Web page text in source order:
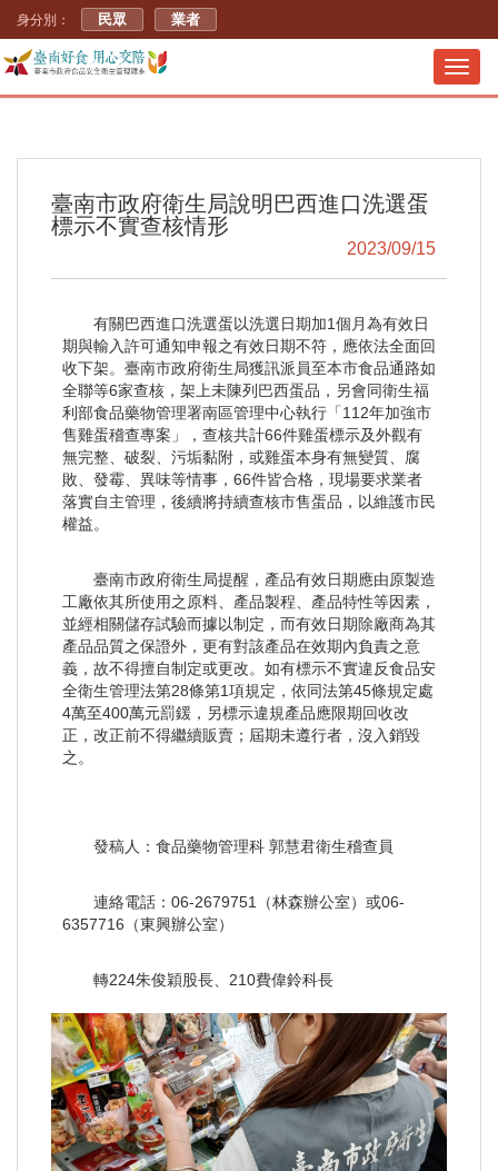
身分別： 民眾 業者
臺南市政府衛生局說明巴西進口洗選蛋
標示不實查核情形
2023/09/15
有關巴西進口洗選蛋以洗選日期加1個月為有效日
期與輸入許可通知申報之有效日期不符，應依法全面回
收下架。臺南市政府衛生局獲訊派員至本市食品通路如
全聯等6家查核，架上未陳列巴西蛋品，另會同衛生福
利部食品藥物管理署南區管理中心執行「112年加強市
售雞蛋稽查專案」，查核共計66件雞蛋標示及外觀有
無完整、破裂、污垢黏附，或雞蛋本身有無變質、腐
敗、發霉、異味等情事，66件皆合格，現場要求業者
落實自主管理，後續將持續查核市售蛋品，以維護市民
權益。
臺南市政府衛生局提醒，產品有效日期應由原製造
工廠依其所使用之原料、產品製程、產品特性等因素，
並經相關儲存試驗而據以制定，而有效日期除廠商為其
產品品質之保證外，更有對該產品在效期內負責之意
義，故不得擅自制定或更改。如有標示不實違反食品安
全衛生管理法第28條第1項規定，依同法第45條規定處
4萬至400萬元罰鍰，另標示違規產品應限期回收改
正，改正前不得繼續販賣；屆期未遵行者，沒入銷毀
之。
發稿人：食品藥物管理科 郭慧君衛生稽查員
連絡電話：06-2679751（林森辦公室）或06-
6357716（東興辦公室）
轉224朱俊穎股長、210費偉鈴科長